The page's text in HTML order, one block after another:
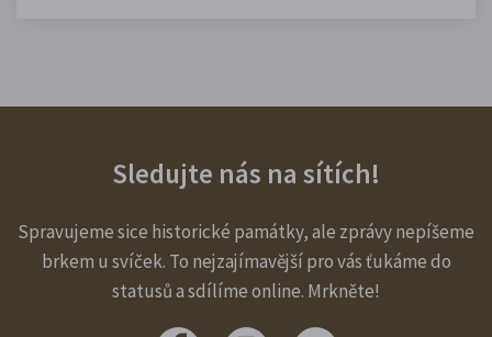
Sledujte nás na sítích!
Spravujeme sice historické památky, ale zprávy nepíšeme
brkem u svíček. To nejzajímavější pro vás ťukáme do
statusů a sdílíme online. Mrkněte!